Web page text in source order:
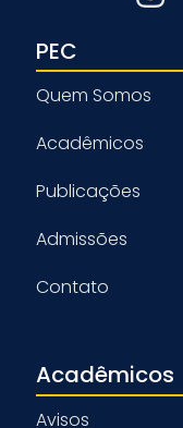
PEC
Quem Somos
Acadêmicos
Publicações
Admissões
Contato
Acadêmicos
Avisos